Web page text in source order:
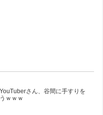
さん、谷間に手すりを
ｗｗｗ